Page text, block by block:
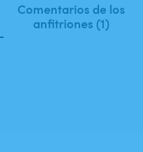
Comentarios de los
anfitriones (1)